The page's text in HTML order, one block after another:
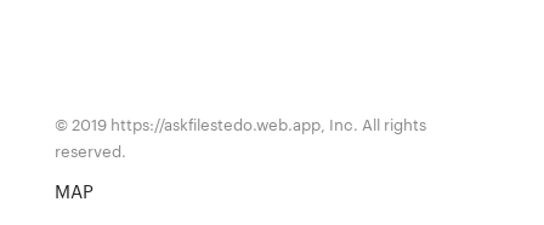
© 2019 https://askfilestedo.web.app, Inc. All rights
reserved.
MAP